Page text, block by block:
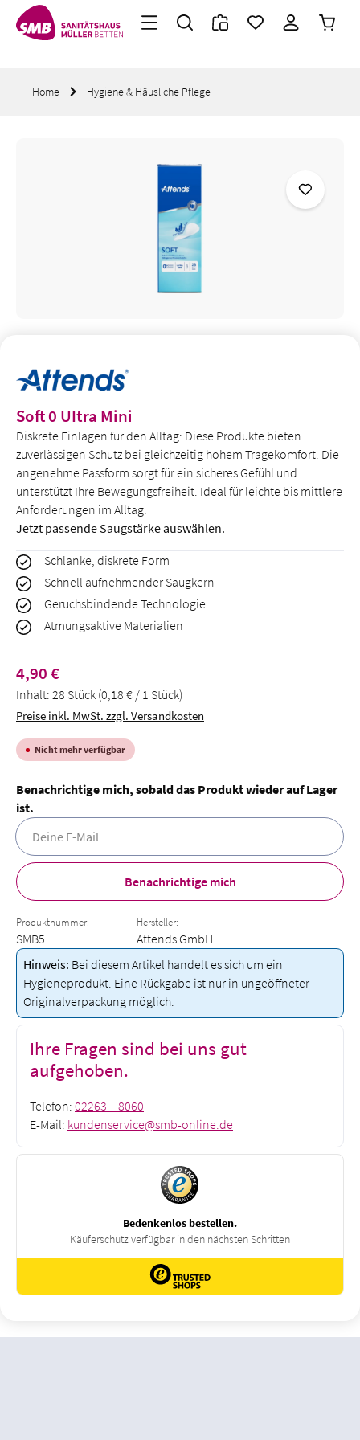
Zum Hauptinhalt springen
Home Hygiene & Häusliche Pflege
Soft 0 UItra Mini
Diskrete Einlagen für den Alltag: Diese Produkte bieten
zuverlässigen Schutz bei gleichzeitig hohem Tragekomfort. Die
angenehme Passform sorgt für ein sicheres Gefühl und
unterstützt Ihre Bewegungsfreiheit. Ideal für leichte bis mittlere
Anforderungen im Alltag.
Jetzt passende Saugstärke auswählen.
Schlanke, diskrete Form
Schnell aufnehmender Saugkern
Geruchsbindende Technologie
Atmungsaktive Materialien
Regulärer Preis:
4,90 €
Inhalt: 28 Stück (0,18 € / 1 Stück)
Preise inkl. MwSt. zzgl. Versandkosten
Nicht mehr verfügbar
Benachrichtige mich, sobald das Produkt wieder auf Lager
ist.
Deine E-Mail
Benachrichtige mich
Produktnummer:
SMB5
Hersteller:
Attends GmbH
Hinweis: Bei diesem Artikel handelt es sich um ein
Hygieneprodukt. Eine Rückgabe ist nur in ungeöffneter
Originalverpackung möglich.
Ihre Fragen sind bei uns gut
aufgehoben.
Telefon: 02263 – 8060
E-Mail: kundenservice@smb-online.de